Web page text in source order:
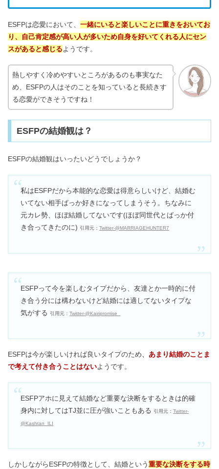
ESFPは恋愛において、 一緒にいると楽しいことに重きをおいてお
り、自己肯定感が高い人が多いため自身を好いてくれる人にセン
スがあると感じるようです。
熱しやすく冷めやすいところがあるのも事実なた
め、ESFPの人はそのことを知っていると長続きす
る恋愛ができそうですね！
ESFPの結婚観は？
ESFPの結婚観はいったいどうでしょうか？
私はESFPだから本能的な恋愛は得意らしいけど、結婚む
いてない相手ばっか好きになってしまうそう。ちなみに
元カレ勢、ほぼ結婚してないです(ほぼ同世代とばっか付
き合ってきたのに) 引用元：Twitter‐@MARRIAGEHUNTER7
ESFPって今を楽しむタイプだから、友達とか一時的に付
き合う分には構わないけど結婚には適してないタイプな
気がする
引用元：Twitter‐@Kairipromise_
ESFPは今が楽しいければ良いタイプのため
あまり結婚のことま
で考えて付き合うことはないようです。
ESFPアホに見えて結婚など重要な決断をするときは的確
身内に対してはTJ並に圧が強いこともある
引用元：Twitter‐
@Kashtan_ILI
しかしながらESFPの特徴として、結婚という重要な決断をする時